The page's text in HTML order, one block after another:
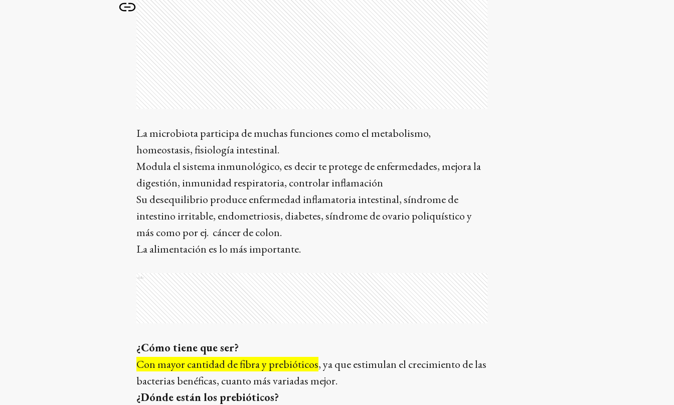
La microbiota participa de muchas funciones como el metabolismo,
homeostasis, fisiología intestinal.
Modula el sistema inmunológico, es decir te protege de enfermedades, mejora la
digestión, inmunidad respiratoria, controlar inflamación
Su desequilibrio produce enfermedad inflamatoria intestinal, síndrome de
intestino irritable, endometriosis, diabetes, síndrome de ovario poliquístico y
más como por ej. cáncer de colon.
La alimentación es lo más importante.
Ads
¿Cómo tiene que ser?
Con mayor cantidad de fibra y prebióticos, ya que estimulan el crecimiento de las
bacterias benéficas, cuanto más variadas mejor.
¿Dónde están los prebióticos?